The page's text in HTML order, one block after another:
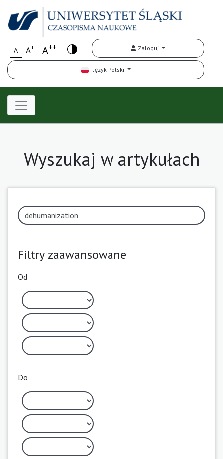
A A+ A++ Zaloguj
Język Polski
Wyszukaj w artykułach
Filtry zaawansowane
Od
Do